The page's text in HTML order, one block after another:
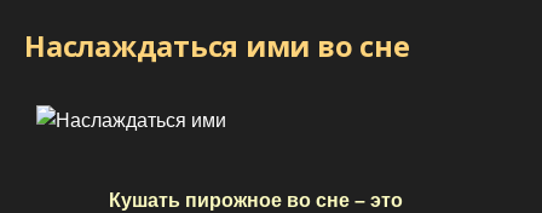
Наслаждаться ими во сне
Кушать пирожное во сне – это